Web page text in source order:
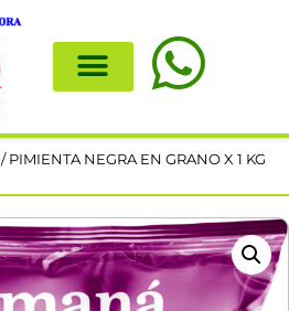
/ PIMIENTA NEGRA EN GRANO X 1 KG